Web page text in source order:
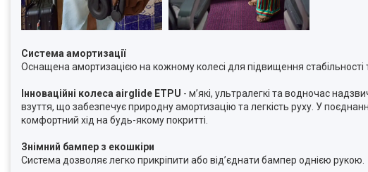
Система амортизації
Оснащена амортизацією на кожному колесі для підвищення стабільності
Інноваційні колеса airglide ETPU - мʼякі, ультралегкі та водночас
взуття, що забезпечує природну амортизацію та легкість руху. У
комфортний хід на будь-якому покритті.
Знімний бампер з екошкіри
Система дозволяє легко прикріпити або від’єднати бампер однією рукою.